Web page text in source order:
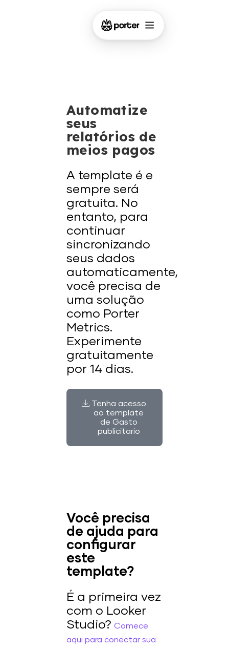
Automatize
seus
relatórios de
meios pagos
A template é e
sempre será
gratuita. No
entanto, para
continuar
sincronizando
seus dados
automaticamente,
você precisa de
uma solução
como Porter
Metrics.
Experimente
gratuitamente
por 14 dias.
Tenha acesso
ao template
de Gasto
publicitario
Você precisa
de ajuda para
configurar
este
template?
É a primeira vez
com o Looker
Studio? Comece
aqui para conectar sua